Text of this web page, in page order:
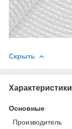
Скрыть
Характеристики
Основные
Производитель